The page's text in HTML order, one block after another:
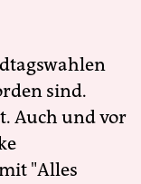
sind.
Auch und vor
"Alles